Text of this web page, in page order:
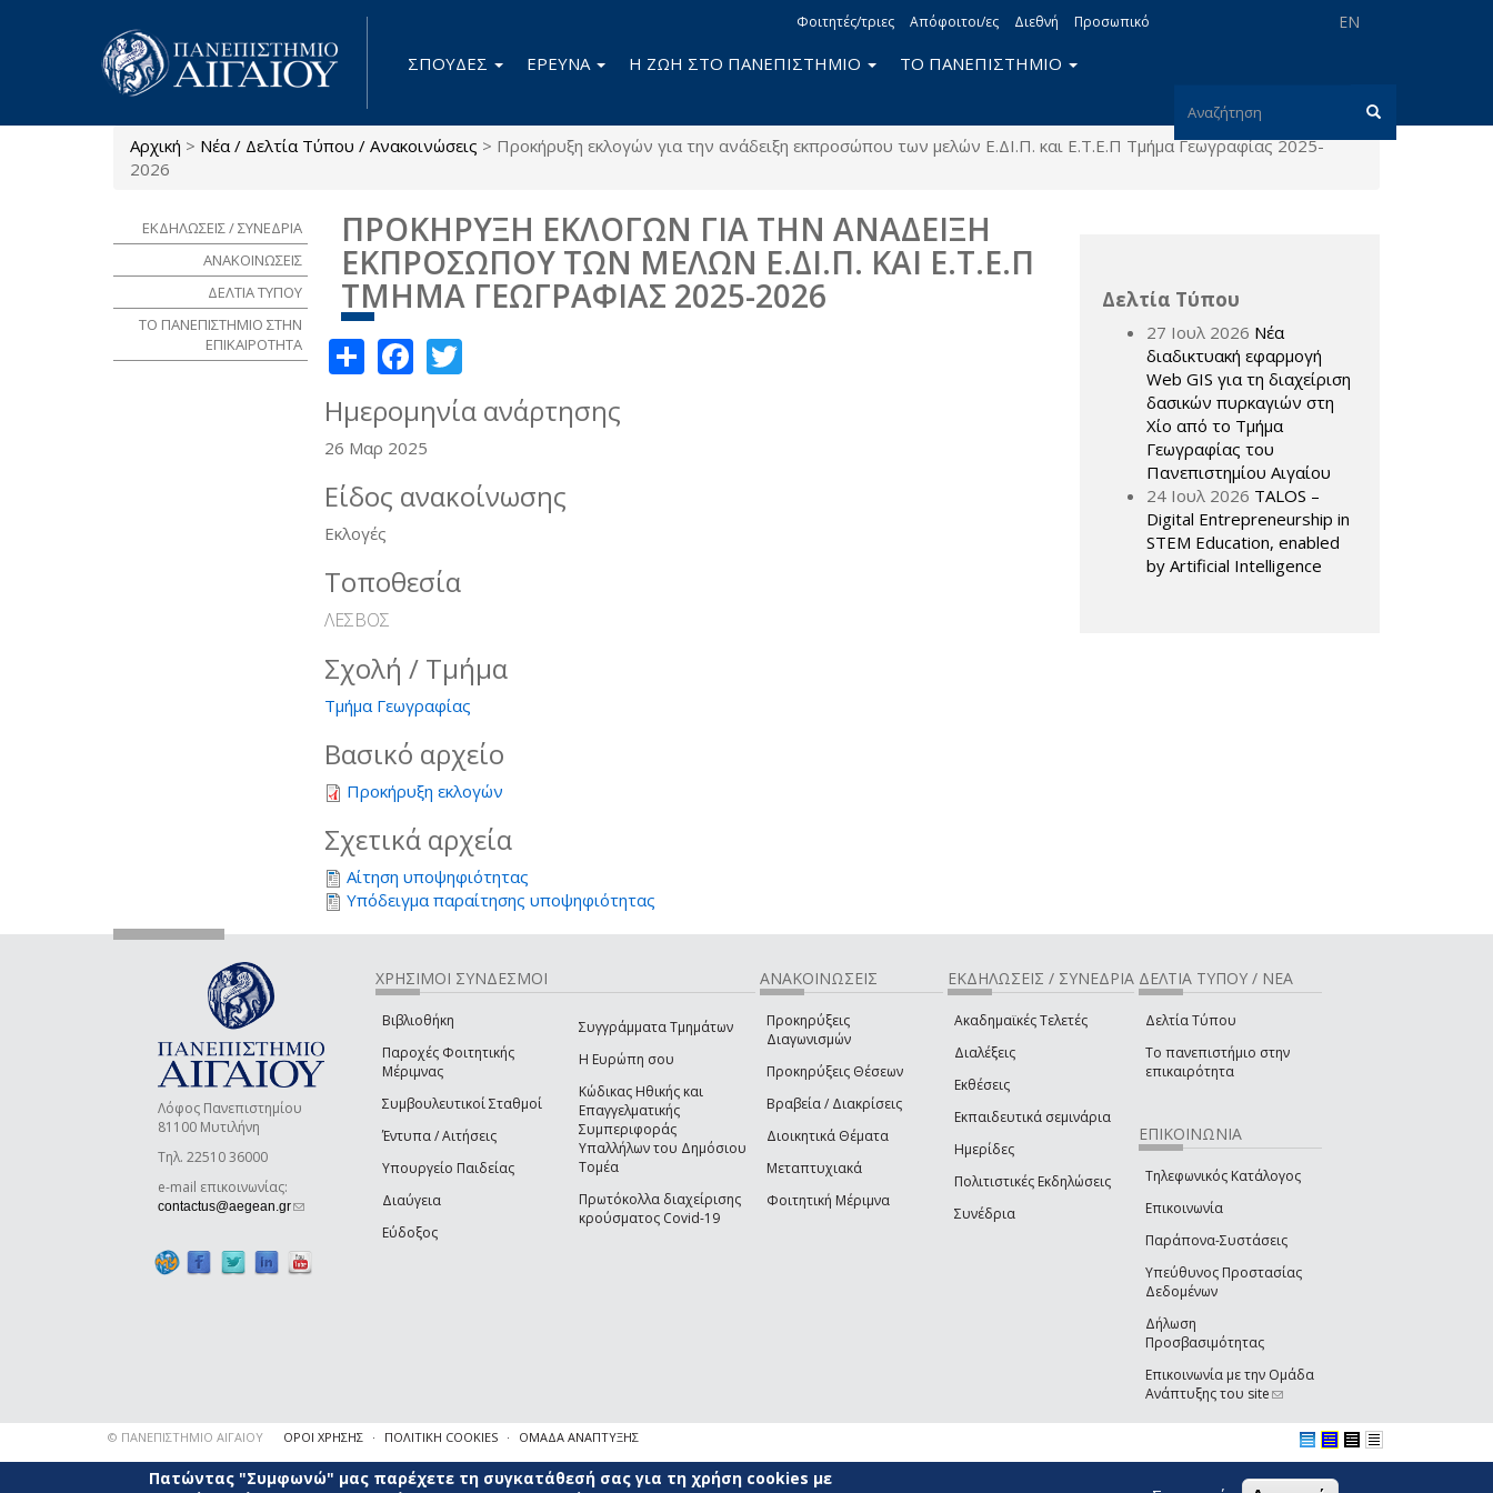
EN
Φοιτητές/τριες Απόφοιτοι/ες Διεθνή Προσωπικό
Φόρμα
αναζήτησης
Αναζήτηση
ΣΠΟΥΔΕΣ ΕΡΕΥΝΑ Η ΖΩΗ ΣΤΟ ΠΑΝΕΠΙΣΤΗΜΙΟ ΤΟ ΠΑΝΕΠΙΣΤΗΜΙΟ
Είστε εδώ
Αρχική > Νέα / Δελτία Τύπου / Ανακοινώσεις > Προκήρυξη εκλογών για την ανάδειξη εκπροσώπου των μελών Ε.ΔΙ.Π. και Ε.Τ.Ε.Π Τμήμα Γεωγραφίας 2025-
2026
ΠΡΟΚΗΡΥΞΗ ΕΚΛΟΓΩΝ ΓΙΑ ΤΗΝ ΑΝΑΔΕΙΞΗ
ΕΚΠΡΟΣΩΠΟΥ ΤΩΝ ΜΕΛΩΝ Ε.ΔΙ.Π. ΚΑΙ Ε.Τ.Ε.Π
ΤΜΗΜΑ ΓΕΩΓΡΑΦΙΑΣ 2025-2026
ShareFacebook
Ημερομηνία ανάρτησης
26 Μαρ 2025
Είδος ανακοίνωσης
Εκλογές
Τοποθεσία
ΛΕΣΒΟΣ
Σχολή / Τμήμα
Τμήμα Γεωγραφίας
Βασικό αρχείο
Προκήρυξη εκλογών
Σχετικά αρχεία
Αίτηση υποψηφιότητας
Υπόδειγμα παραίτησης υποψηφιότητας
ΕΚΔΗΛΩΣΕΙΣ / ΣΥΝΕΔΡΙΑ
ΑΝΑΚΟΙΝΩΣΕΙΣ
ΔΕΛΤΙΑ ΤΥΠΟΥ
ΤΟ ΠΑΝΕΠΙΣΤΗΜΙΟ ΣΤΗΝ
ΕΠΙΚΑΙΡΟΤΗΤΑ
Δελτία Τύπου
27 Ιουλ 2026 Νέα
διαδικτυακή εφαρμογή
Web GIS για τη διαχείριση
δασικών πυρκαγιών στη
Χίο από το Τμήμα
Γεωγραφίας του
Πανεπιστημίου Αιγαίου
24 Ιουλ 2026 TALOS –
Digital Entrepreneurship in
STEM Education, enabled
by Artificial Intelligence
Λόφος Πανεπιστημίου
81100 Μυτιλήνη
Τηλ. 22510 36000
e-mail επικοινωνίας:
contactus@aegean.gr(link sends e-mail)
ΧΡΗΣΙΜΟΙ ΣΥΝΔΕΣΜΟΙ
Βιβλιοθήκη
Παροχές Φοιτητικής
Μέριμνας
Συμβουλευτικοί Σταθμοί
Έντυπα / Αιτήσεις
Υπουργείο Παιδείας
Διαύγεια
Εύδοξος
Συγγράμματα Τμημάτων
Η Ευρώπη σου
Κώδικας Ηθικής και
Επαγγελματικής
Συμπεριφοράς
Υπαλλήλων του Δημόσιου
Τομέα
Πρωτόκολλα διαχείρισης
κρούσματος Covid-19
ΑΝΑΚΟΙΝΩΣΕΙΣ
Προκηρύξεις
Διαγωνισμών
Προκηρύξεις Θέσεων
Βραβεία / Διακρίσεις
Διοικητικά Θέματα
Μεταπτυχιακά
Φοιτητική Μέριμνα
ΕΚΔΗΛΩΣΕΙΣ / ΣΥΝΕΔΡΙΑ
Ακαδημαϊκές Τελετές
Διαλέξεις
Εκθέσεις
Εκπαιδευτικά σεμινάρια
Ημερίδες
Πολιτιστικές Εκδηλώσεις
Συνέδρια
ΔΕΛΤΙΑ ΤΥΠΟΥ / ΝΕΑ
Δελτία Τύπου
Το πανεπιστήμιο στην
επικαιρότητα
ΕΠΙΚΟΙΝΩΝΙΑ
Τηλεφωνικός Κατάλογος
Επικοινωνία
Παράπονα-Συστάσεις
Υπεύθυνος Προστασίας
Δεδομένων
Δήλωση
Προσβασιμότητας
Επικοινωνία με την Ομάδα
Ανάπτυξης του site(link sends e-mail)
© ΠΑΝΕΠΙΣΤΗΜΙΟ ΑΙΓΑΙΟΥ ΟΡΟΙ ΧΡΗΣΗΣ ΠΟΛΙΤΙΚΗ COOKIES ΟΜΑΔΑ ΑΝΑΠΤΥΞΗΣ
Πατώντας "Συμφωνώ" μας παρέχετε τη συγκατάθεσή σας για τη χρήση cookies με